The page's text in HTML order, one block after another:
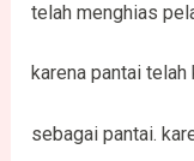
telah menghias
karena pantai
sebagai pantai.